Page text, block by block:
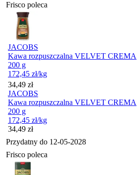
Frisco poleca
JACOBS
Kawa rozpuszczalna VELVET CREMA
200 g
172,45 zł/kg
Cena
34,49 zł
JACOBS
Kawa rozpuszczalna VELVET CREMA
200 g
172,45 zł/kg
Cena
34,49 zł
Przydatny do 12-05-2028
Frisco poleca